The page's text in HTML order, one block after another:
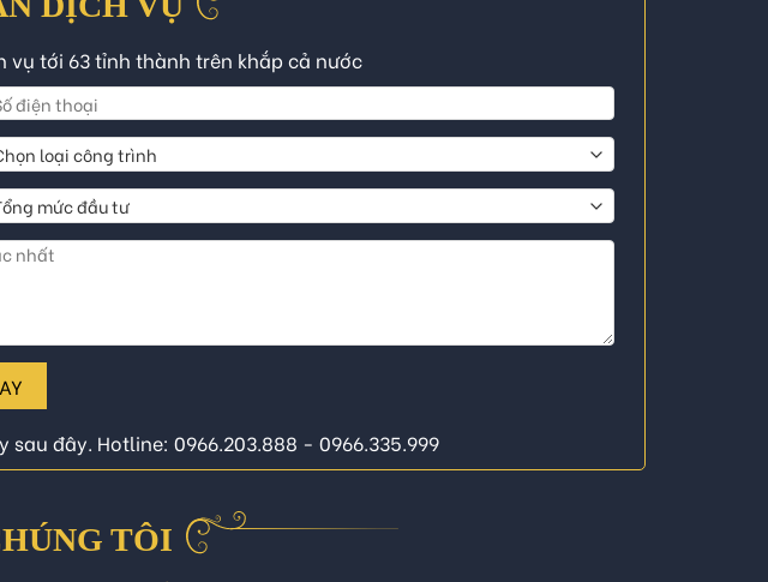
vụ tới 63 tỉnh thành trên khắp cả nước
đây. Hotline: 0966.203.888 - 0966.335.999
TÔI